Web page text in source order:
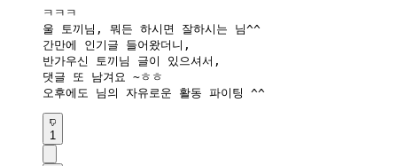
ㅋㅋㅋ
울 토끼님, 뭐든 하시면 잘하시는 님^^
간만에 인기글 들어왔더니,
반가우신 토끼님 글이 있으셔서,
댓글 또 남겨요 ~ㅎㅎ
1